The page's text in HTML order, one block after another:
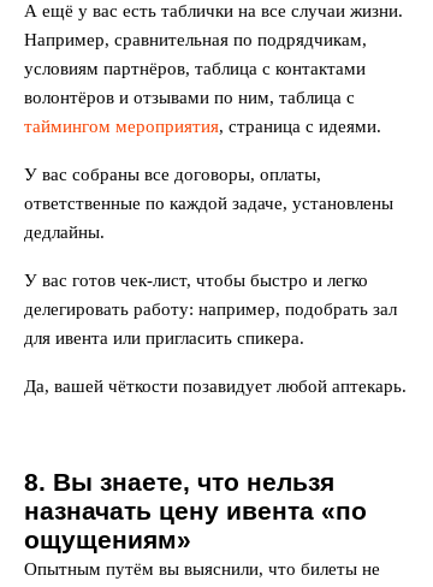
А ещё у вас есть таблички на все случаи жизни.
Например, сравнительная по подрядчикам,
условиям партнёров, таблица с контактами
волонтёров и отзывами по ним, таблица с
таймингом мероприятия, страница с идеями.
У вас собраны все договоры, оплаты,
ответственные по каждой задаче, установлены
дедлайны.
У вас готов чек-лист, чтобы быстро и легко
делегировать работу: например, подобрать зал
для ивента или пригласить спикера.
Да, вашей чёткости позавидует любой аптекарь.
8. Вы знаете, что нельзя
назначать цену ивента «по
ощущениям»
Опытным путём вы выяснили, что билеты не